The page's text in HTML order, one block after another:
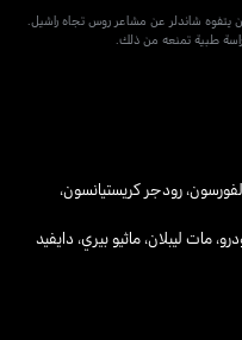
يتفوه شاندلر عن مشاعر روس تجاه راشيل.
طبية تمنعه من ذلك.
،رودجر كريستيانسون،
،مات ليبلان،ماثيو بيري، دايفيد